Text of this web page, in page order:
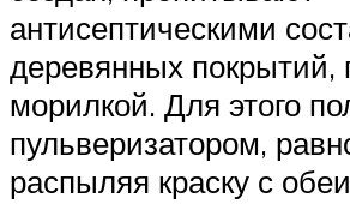
антисептическими
деревянных покрытий,
морилкой. Для этого
пульверизатором,
распыляя краску с